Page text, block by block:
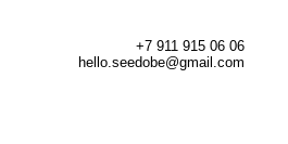
+7 911 915 06 06
hello.seedobe@gmail.com